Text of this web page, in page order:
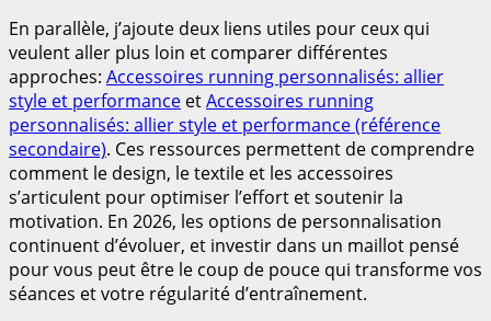
En parallèle, j’ajoute deux liens utiles pour ceux qui
veulent aller plus loin et comparer différentes
approches: Accessoires running personnalisés: allier
style et performance etAccessoires running
personnalisés: allier style et performance (référence
secondaire). Ces ressources permettent de comprendre
comment le design, le textile et les accessoires
s’articulent pour optimiser l’effort et soutenir la
motivation. En 2026, les options de personnalisation
continuent d’évoluer, et investir dans un maillot pensé
pour vous peut être le coup de pouce qui transforme vos
séances et votre régularité d’entraînement.